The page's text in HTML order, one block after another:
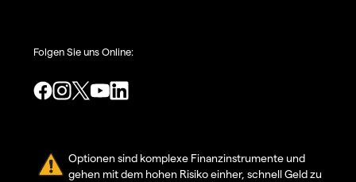
Folgen Sie uns Online:
Optionen sind komplexe Finanzinstrumente und
gehen mit dem hohen Risiko einher, schnell Geld zu